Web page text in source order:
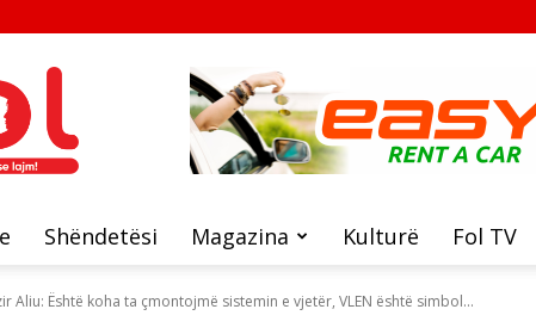
Shëndetësi Magazina Kulturë Fol TV
Aliu: Është koha ta çmontojmë sistemin e vjetër, VLEN është simbol...